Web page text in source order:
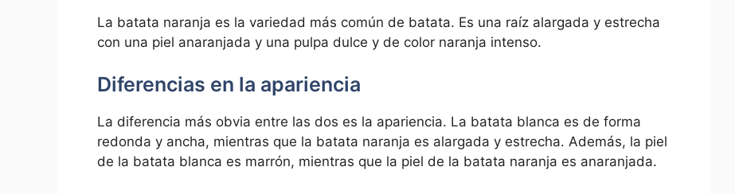
La batata naranja es la variedad más común de batata. Es una raíz alargada y estrecha
con una piel anaranjada y una pulpa dulce y de color naranja intenso.
Diferencias en la apariencia
La diferencia más obvia entre las dos es la apariencia. La batata blanca es de forma
redonda y ancha, mientras que la batata naranja es alargada y estrecha. Además, la piel
de la batata blanca es marrón, mientras que la piel de la batata naranja es anaranjada.